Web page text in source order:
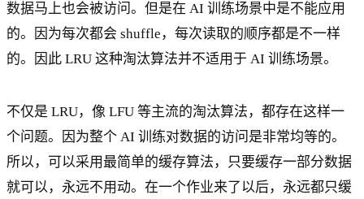
数据马上也会被访问。但是在 AI 训练场景中是不能应用
的。因为每次都会 shuffle，每次读取的顺序都是不一样
的。因此 LRU 这种淘汰算法并不适用于 AI 训练场景。
不仅是 LRU，像 LFU 等主流的淘汰算法，都存在这样一
个问题。因为整个 AI 训练对数据的访问是非常均等的。
所以，可以采用最简单的缓存算法，只要缓存一部分数据
就可以，永远不用动。在一个作业来了以后，永远都只缓